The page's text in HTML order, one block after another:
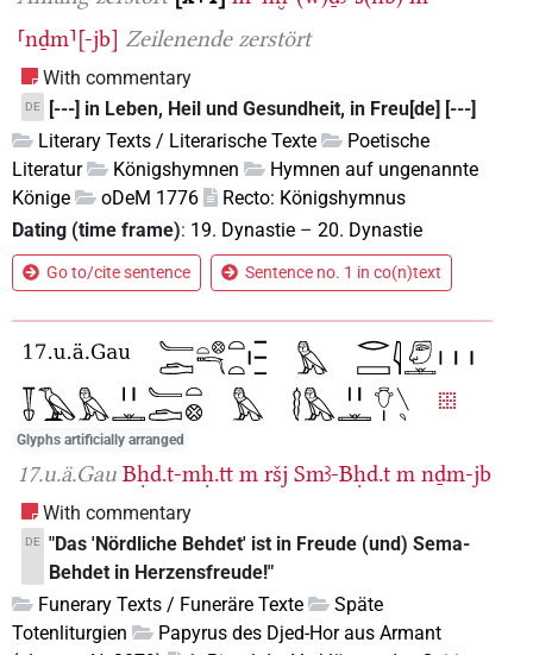
⸢nḏm⸣[-jb] Zeilenende zerstört
With commentary
DE
[---] in Leben, Heil und Gesundheit, in Freu[de] [---]
Literary Texts / Literarische Texte
Poetische
Literatur
Königshymnen
Hymnen auf ungenannte
Könige
oDeM 1776
Recto: Königshymnus
Dating (time frame): 19. Dynastie – 20. Dynastie
Go to/cite sentence Sentence no. 1 in co(n)text
Glyphs artificially arranged
17.u.ä.Gau Bḥd.t-mḥ.tt m ršj Smꜣ-Bḥd.t m nḏm-jb
With commentary
DE "Das 'Nördliche Behdet' ist in Freude (und) Sema-
Behdet in Herzensfreude!"
Funerary Texts / Funeräre Texte
Späte
Totenliturgien
Papyrus des Djed-Hor aus Armant